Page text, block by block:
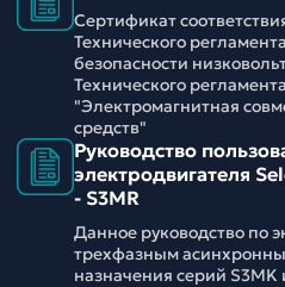
Сертификат
Технического
безопасности
Технического
"Электромагнитная
средств"
Руководство
электродвигателя
- S3MR
Данное руководство по
трехфазным
назначения серий